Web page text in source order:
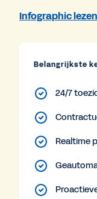
Infographic lezen
Belangrijkste
24/7
Realtime